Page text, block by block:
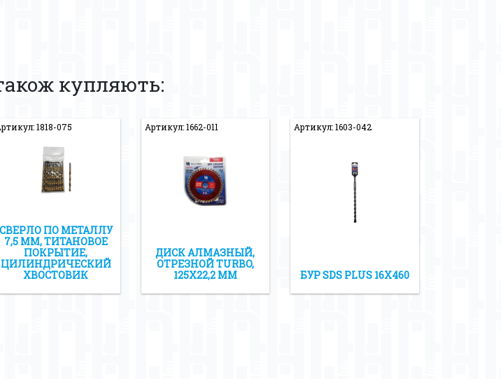
купляють:
1818-075
СВЕРЛО ПО МЕТАЛЛУ
7,5 ММ, ТИТАНОВОЕ
ПОКРЫТИЕ,
ЦИЛИНДРИЧЕСКИЙ
ХВОСТОВИК
Артикул: 1662-011
ДИСК АЛМАЗНЫЙ,
ОТРЕЗНОЙ TURBO,
125Х22,2 ММ
Артикул: 1603-042
БУР SDS PLUS 16Х460